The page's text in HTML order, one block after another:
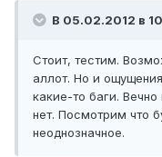
В 05.02.2012 в
Стоит, тестим.
аллот. Но и
какие-то баги.
нет. Посмотрим что
неоднозначное.